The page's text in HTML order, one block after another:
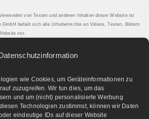
wie Cookies, um Geräteinformationen zu
zuzugreifen. Wir tun dies, um das
und um (nicht) personalisierte Werbung
Technologien zustimmst, können wir Daten
eindeutige IDs auf dieser Website
von Texten und anderen Inhalten dieser Website ist
behält sich alle Urheberrechte an Videos, Texten, Bildern
vor.